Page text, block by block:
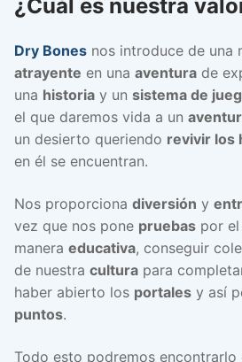
¿Cuál es nuestra
Dry Bones nos introduce de una
atrayente en una aventura de
una historia y un sistema de
el que daremos vida a un
un desierto queriendo revivir los
en él se encuentran.
Nos proporciona diversión y
vez que nos pone pruebas por
manera educativa, conseguir
de nuestra cultura para
haber abierto los portales y así
puntos.
Todo esto podremos encontrarlo